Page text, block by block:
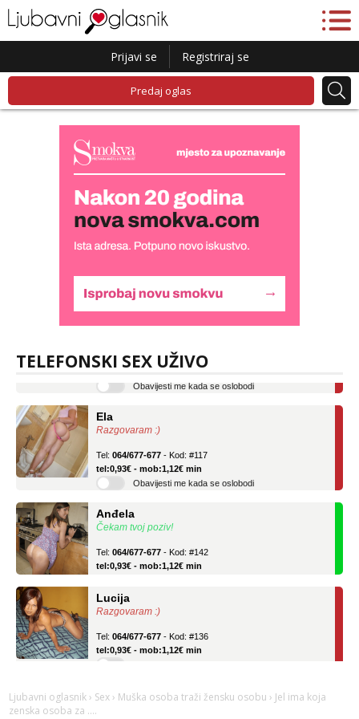
Prijavi se Registriraj se
Predaj oglas
TELEFONSKI SEX UŽIVO
tel:0,93€ - mob:1,12€ min
Razgovaram :)
tel:0,93€ - mob:1,12€ min
Obavijesti me kada se oslobodi
Čekam tvoj poziv!
tel:0,93€ - mob:1,12€ min
Razgovaram :)
tel:0,93€ - mob:1,12€ min
Obavijesti me kada se oslobodi
Razgovaram :)
Ljubavni oglasnik › Sex › Muška osoba traži žensku osobu › Jel ima koja
zenska osoba za ....